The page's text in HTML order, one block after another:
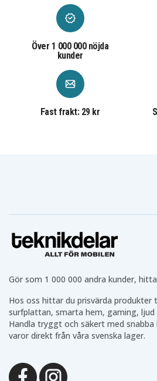
Över 1 000 000 nöjda
kunder
Fast frakt: 29 kr
Gör som 1 000 000 andra kunder,
Hos oss hittar du prisvärda produkter
surfplattan, smarta hem, gaming,
Handla tryggt och säkert med snabba
varor direkt från våra svenska lager.